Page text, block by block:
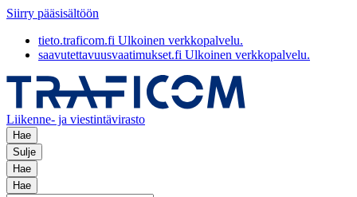
Siirry pääsisältöön
tieto.traficom.fi Ulkoinen verkkopalvelu.
saavutettavuusvaatimukset.fi Ulkoinen verkkopalvelu.
Liikenne- ja viestintävirasto
Hae
Sulje
Hae
Hae